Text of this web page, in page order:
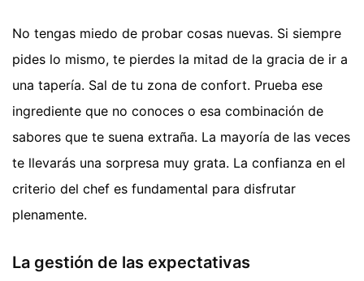
No tengas miedo de probar cosas nuevas. Si siempre
pides lo mismo, te pierdes la mitad de la gracia de ir a
una tapería. Sal de tu zona de confort. Prueba ese
ingrediente que no conoces o esa combinación de
sabores que te suena extraña. La mayoría de las veces
te llevarás una sorpresa muy grata. La confianza en el
criterio del chef es fundamental para disfrutar
plenamente.
La gestión de las expectativas